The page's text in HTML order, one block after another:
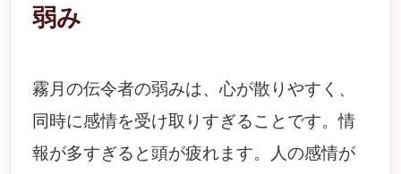
弱み
霧月の伝令者の弱みは、心が散りやすく、
同時に感情を受け取りすぎることです。情
報が多すぎると頭が疲れます。人の感情が